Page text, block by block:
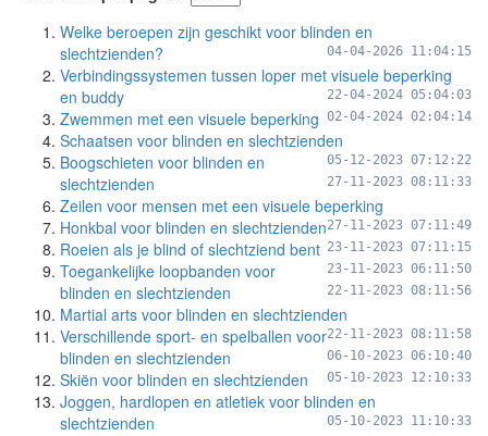
Welke beroepen zijn geschikt voor blinden en
slechtzienden?
04-04-2026 11:04:15
Verbindingssystemen tussen loper met visuele beperking
en buddy
22-04-2024 05:04:03
Zwemmen met een visuele beperking 02-04-2024 02:04:14
Schaatsen voor blinden en slechtzienden
05-12-2023 07:12:22
Boogschieten voor blinden en
slechtzienden
27-11-2023 08:11:33
Zeilen voor mensen met een visuele beperking
27-11-2023 07:11:49
Honkbal voor blinden en slechtzienden
23-11-2023 07:11:15
Roeien als je blind of slechtziend bent
23-11-2023 06:11:50
Toegankelijke loopbanden voor
blinden en slechtzienden
22-11-2023 08:11:56
Martial arts voor blinden en slechtzienden
22-11-2023 08:11:58
Verschillende sport- en spelballen voor
blinden en slechtzienden
06-10-2023 06:10:40
Skiën voor blinden en slechtzienden 05-10-2023 12:10:33
Joggen, hardlopen en atletiek voor blinden en
slechtzienden
05-10-2023 11:10:33